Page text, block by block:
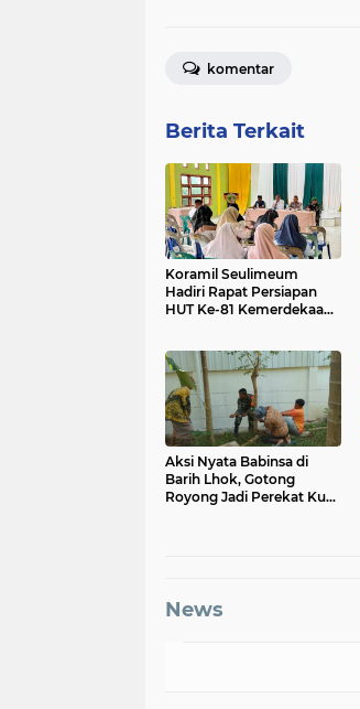
komentar
Berita Terkait
Koramil Seulimeum
Hadiri Rapat Persiapan
HUT Ke-81 Kemerdekaan
Aksi Nyata Babinsa di
Barih Lhok, Gotong
Royong Jadi Perekat Kuat
News